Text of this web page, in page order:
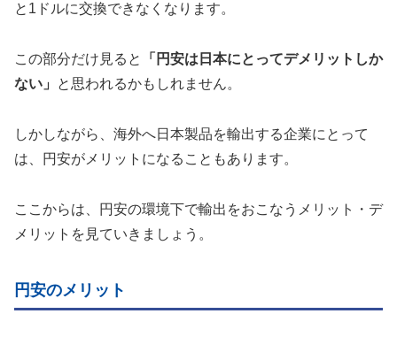
と1ドルに交換できなくなります。
この部分だけ見ると
「円安は日本にとってデメリットしか
ない」
と思われるかもしれません。
しかしながら、海外へ日本製品を輸出する企業にとって
は、円安がメリットになることもあります。
ここからは、円安の環境下で輸出をおこなうメリット・デ
メリットを見ていきましょう。
円安のメリット